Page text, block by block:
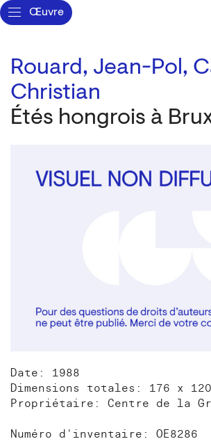
Œuvre
Rouard, Jean-Pol,
Christian
Étés hongrois à
Date: 1988
Dimensions totales: 176 x 120
Propriétaire: Centre de la
Numéro d'inventaire: OE8286